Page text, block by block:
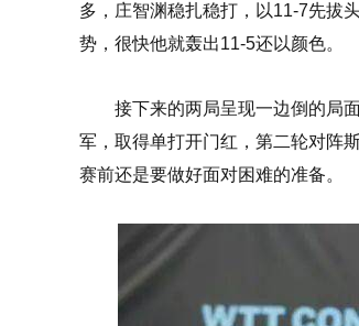
多，庄智渊稳扎稳打，以11-7先拔
势，很快他就轰出11-5还以颜色。
接下来的两局呈现一边倒的局
军，取得单打开门红，第二轮对阵
赛前还是要做好面对困难的准备。